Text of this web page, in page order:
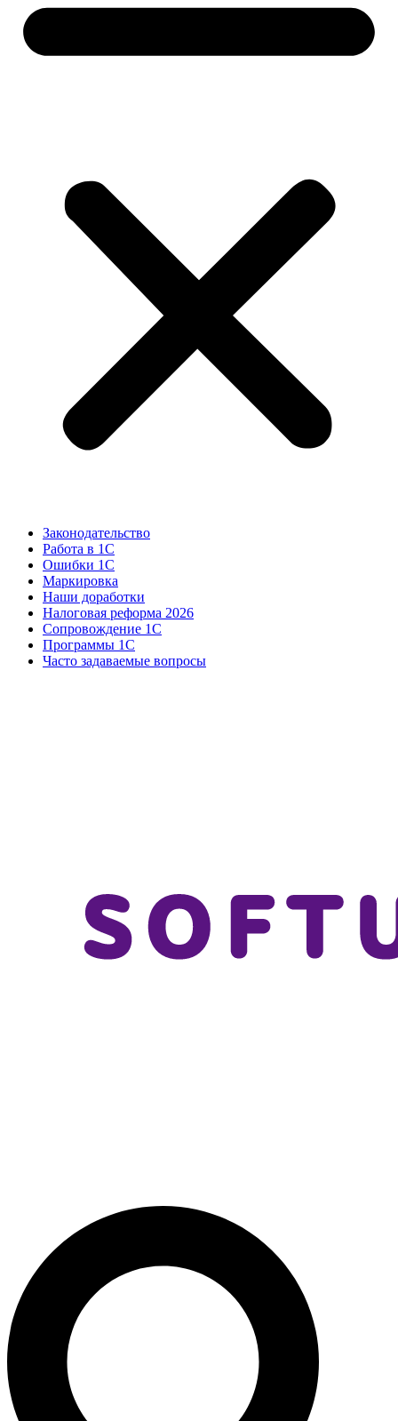
Законодательство
Работа в 1С
Ошибки 1С
Маркировка
Наши доработки
Налоговая реформа 2026
Сопровождение 1С
Программы 1С
Часто задаваемые вопросы